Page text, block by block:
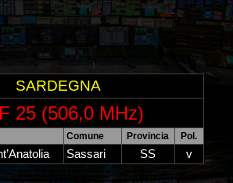
SARDEGNA
25 (506,0 MHz)
Comune Provincia Pol.
Sassari SS v